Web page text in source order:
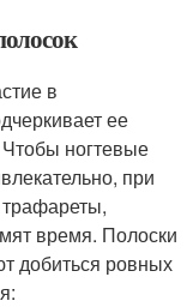
в
ее
ногтевые
при
время. Полоски
добиться ровных